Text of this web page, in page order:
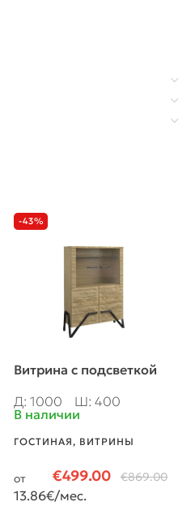
-43%
Витрина с подсветкой
Д: 1000
Ш: 400
В наличии
ГОСТИНАЯ, ВИТРИНЫ
€499.00 €869.00
от
13.86€/мес.